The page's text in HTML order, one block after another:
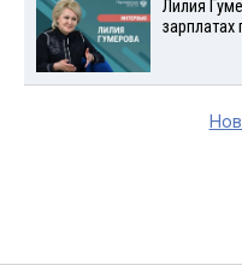
Лилия
зарплатах